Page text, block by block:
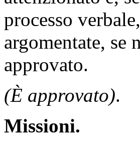
processo
argomentate,
approvato.
(È approvato).
Missioni.